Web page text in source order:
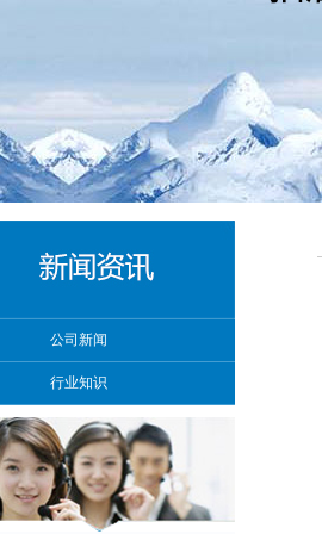
公司新闻
行业知识